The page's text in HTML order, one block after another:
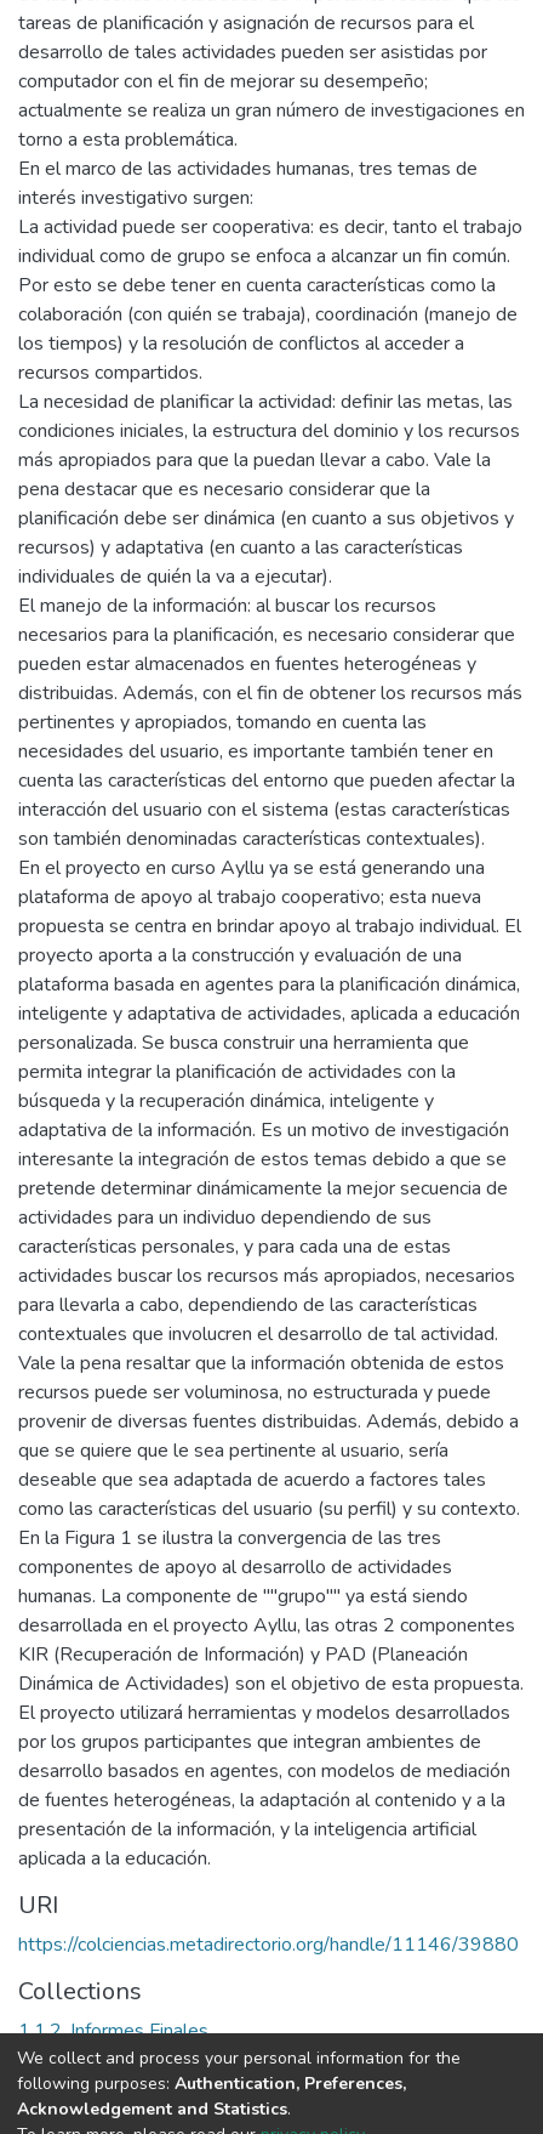
tareas de planificación y asignación de recursos para el
desarrollo de tales actividades pueden ser asistidas por
computador con el fin de mejorar su desempeño;
actualmente se realiza un gran número de investigaciones en
torno a esta problemática.
En el marco de las actividades humanas, tres temas de
interés investigativo surgen:
La actividad puede ser cooperativa: es decir, tanto el trabajo
individual como de grupo se enfoca a alcanzar un fin común.
Por esto se debe tener en cuenta características como la
colaboración (con quién se trabaja), coordinación (manejo de
los tiempos) y la resolución de conflictos al acceder a
recursos compartidos.
La necesidad de planificar la actividad: definir las metas, las
condiciones iniciales, la estructura del dominio y los recursos
más apropiados para que la puedan llevar a cabo. Vale la
pena destacar que es necesario considerar que la
planificación debe ser dinámica (en cuanto a sus objetivos y
recursos) y adaptativa (en cuanto a las características
individuales de quién la va a ejecutar).
El manejo de la información: al buscar los recursos
necesarios para la planificación, es necesario considerar que
pueden estar almacenados en fuentes heterogéneas y
distribuidas. Además, con el fin de obtener los recursos más
pertinentes y apropiados, tomando en cuenta las
necesidades del usuario, es importante también tener en
cuenta las características del entorno que pueden afectar la
interacción del usuario con el sistema (estas características
son también denominadas características contextuales).
En el proyecto en curso Ayllu ya se está generando una
plataforma de apoyo al trabajo cooperativo; esta nueva
propuesta se centra en brindar apoyo al trabajo individual. El
proyecto aporta a la construcción y evaluación de una
plataforma basada en agentes para la planificación dinámica,
inteligente y adaptativa de actividades, aplicada a educación
personalizada. Se busca construir una herramienta que
permita integrar la planificación de actividades con la
búsqueda y la recuperación dinámica, inteligente y
adaptativa de la información. Es un motivo de investigación
interesante la integración de estos temas debido a que se
pretende determinar dinámicamente la mejor secuencia de
actividades para un individuo dependiendo de sus
características personales, y para cada una de estas
actividades buscar los recursos más apropiados, necesarios
para llevarla a cabo, dependiendo de las características
contextuales que involucren el desarrollo de tal actividad.
Vale la pena resaltar que la información obtenida de estos
recursos puede ser voluminosa, no estructurada y puede
provenir de diversas fuentes distribuidas. Además, debido a
que se quiere que le sea pertinente al usuario, sería
deseable que sea adaptada de acuerdo a factores tales
como las características del usuario (su perfil) y su contexto.
En la Figura 1 se ilustra la convergencia de las tres
componentes de apoyo al desarrollo de actividades
humanas. La componente de ""grupo"" ya está siendo
desarrollada en el proyecto Ayllu, las otras 2 componentes
KIR (Recuperación de Información) y PAD (Planeación
Dinámica de Actividades) son el objetivo de esta propuesta.
El proyecto utilizará herramientas y modelos desarrollados
por los grupos participantes que integran ambientes de
desarrollo basados en agentes, con modelos de mediación
de fuentes heterogéneas, la adaptación al contenido y a la
presentación de la información, y la inteligencia artificial
aplicada a la educación.
URI
https://colciencias.metadirectorio.org/handle/11146/39880
Collections
1.1.2. Informes Finales
Full item page
We collect and process your personal information for the
following purposes: Authentication, Preferences,
Acknowledgement and Statistics.